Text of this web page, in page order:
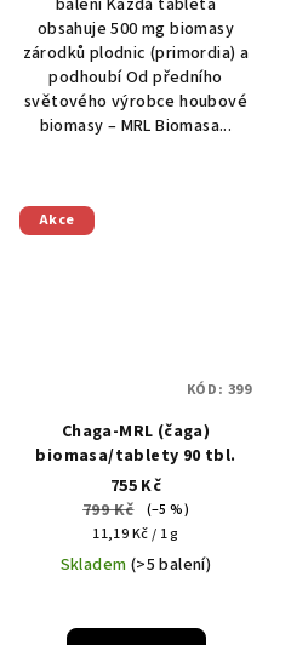
obsahuje 500 mg biomasy
zárodků plodnic (primordia) a
podhoubí Od předního
světového výrobce houbové
biomasy – MRL Biomasa...
Akce
Chaga-MRL (čaga)
biomasa/tablety 90 tbl.
755 Kč
799 Kč
(–5 %)
Měrná
cena:
11,19 Kč / 1 g
Skladem (>5 balení)
KÓD: 399